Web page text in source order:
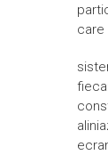
care